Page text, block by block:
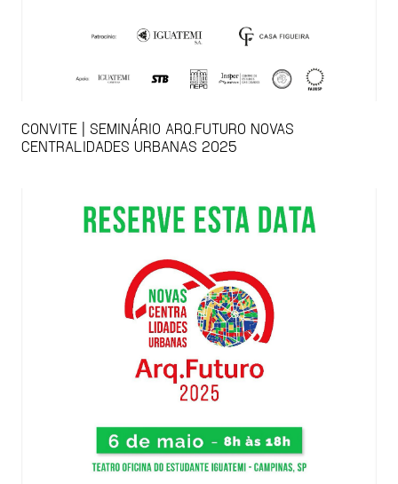
CONVITE | SEMINÁRIO ARQ.FUTURO NOVAS
CENTRALIDADES URBANAS 2025